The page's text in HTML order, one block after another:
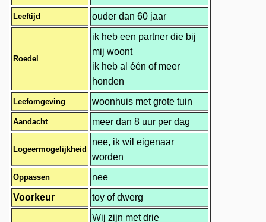
Leeftijd ouder dan 60 jaar
Roedel
ik heb een partner die bij
mij woont
ik heb al één of meer
honden
Leefomgeving woonhuis met grote tuin
Aandacht meer dan 8 uur per dag
Logeermogelijkheid
nee, ik wil eigenaar
worden
Oppassen
nee
Voorkeur
toy of dwerg
Wij zijn met drie